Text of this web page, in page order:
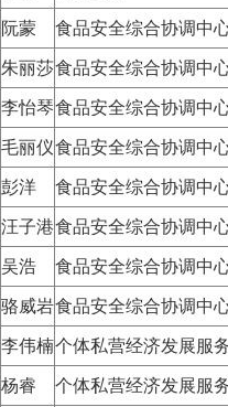
阮蒙 食品安全综合协调
朱丽莎食品安全综合协调
李怡琴食品安全综合协调
毛丽仪食品安全综合协调
彭洋 食品安全综合协调
汪子港食品安全综合协调
吴浩 食品安全综合协调
骆威岩食品安全综合协调
李伟楠个体私营经济发展
杨睿 个体私营经济发展